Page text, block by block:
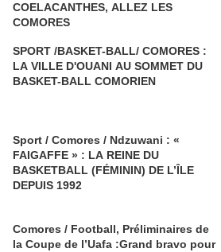
COELACANTHES, ALLEZ LES
COMORES
SPORT /BASKET-BALL/ COMORES :
LA VILLE D'OUANI AU SOMMET DU
BASKET-BALL COMORIEN
Sport / Comores / Ndzuwani : «
FAIGAFFE » : LA REINE DU
BASKETBALL (FÉMININ) DE L’ÎLE
DEPUIS 1992
Comores / Football, Préliminaires de
la Coupe de l’Uafa :Grand bravo pour